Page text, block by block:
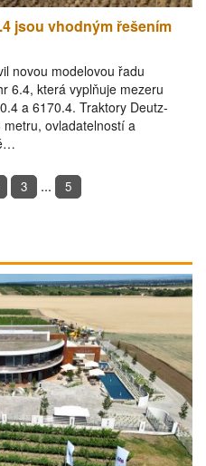
jsou vhodným řešením
novou modelovou řadu
6.4, která vyplňuje mezeru
a 6170.4. Traktory Deutz-
ovladatelností a
3 ... 5